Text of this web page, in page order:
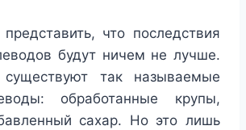
что последствия
будут ничем не лучше.
существуют так называемые
обработанные крупы,
сахар. Но это лишь